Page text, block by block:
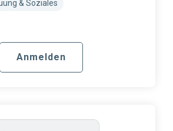
& Soziales
Anmelden